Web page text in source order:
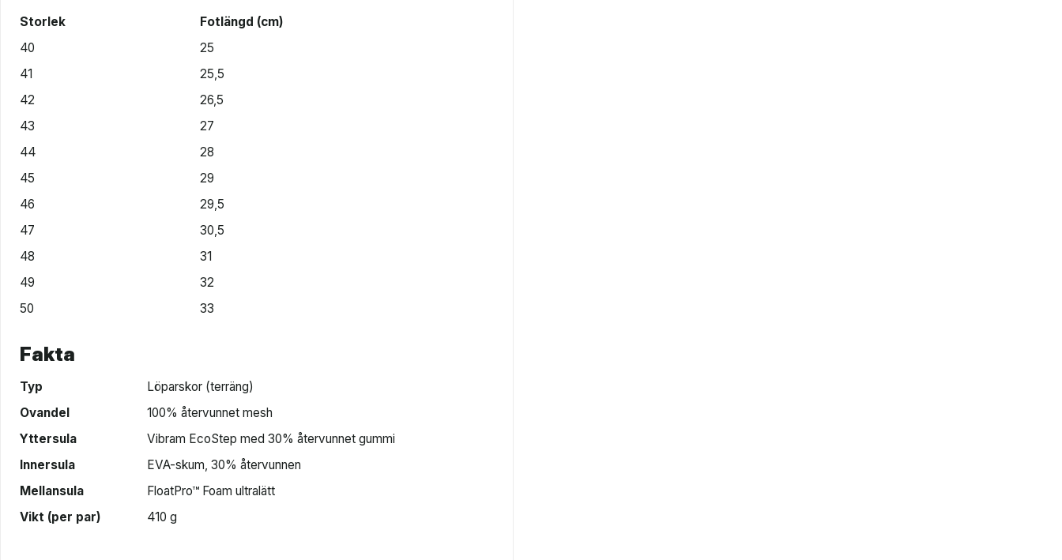
Storlek
Fotlängd (cm)
40
25
41
25,5
42
26,5
43
27
44
28
45
29
46
29,5
47
30,5
48
31
49
32
50
33
Fakta
Typ
Löparskor (terräng)
Ovandel
100% återvunnet mesh
Yttersula
Vibram EcoStep med 30% återvunnet gummi
Innersula
EVA-skum, 30% återvunnen
Mellansula
FloatPro™ Foam ultralätt
Vikt (per par)
410 g